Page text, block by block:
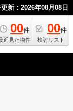
新：2026年08月08日
00件
近見た物件
00件
検討リスト